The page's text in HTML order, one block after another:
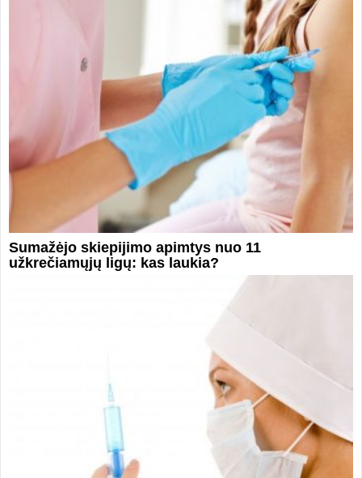
Sumažėjo skiepijimo apimtys nuo 11
užkrečiamųjų ligų: kas laukia?